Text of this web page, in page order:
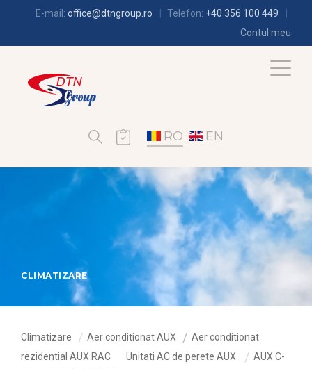
E-mail: office@dtngroup.ro Telefon: +40 356 100 449
Contul meu
RO EN
CLIMATIZARE
Climatizare Aer conditionat AUX
Aer conditionat
rezidential AUX RAC
Unitati AC de perete AUX
AUX C-